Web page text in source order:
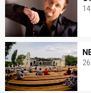
14 Августа 2026
Крокус Сити Холл
Популярная музыка
26 Августа 2026